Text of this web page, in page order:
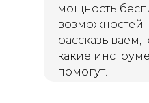
мощность
возможностей
рассказываем,
какие
помогут.